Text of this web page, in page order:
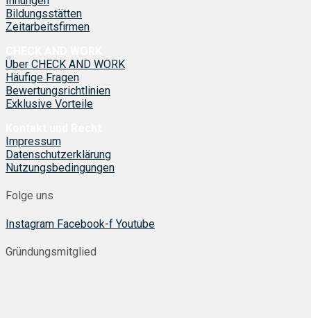
Bildungsstätten
Zeitarbeitsfirmen
Über CHECK AND WORK
Häufige Fragen
Bewertungsrichtlinien
Exklusive Vorteile
Impressum
Datenschutzerklärung
Nutzungsbedingungen
Folge uns
Instagram Facebook-f Youtube
Gründungsmitglied